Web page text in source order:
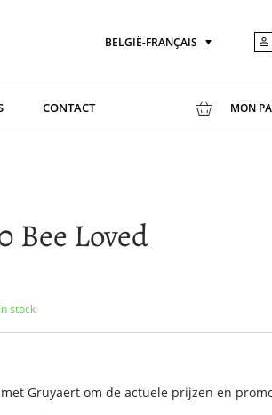
Langue
BELGIË-FRANÇAIS
CONTACT MON
Bee Loved
stock
Gruyaert om de actuele prijzen en